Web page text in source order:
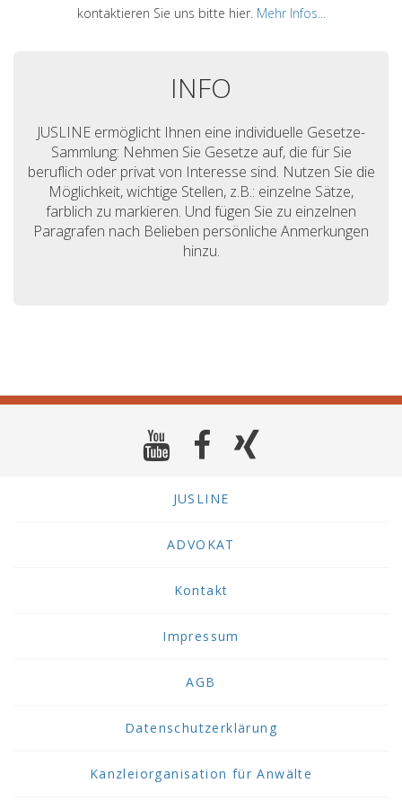
kontaktieren Sie uns bitte hier. Mehr Infos...
INFO
JUSLINE ermöglicht Ihnen eine individuelle Gesetze-
Sammlung: Nehmen Sie Gesetze auf, die für Sie
beruflich oder privat von Interesse sind. Nutzen Sie die
Möglichkeit, wichtige Stellen, z.B.: einzelne Sätze,
farblich zu markieren. Und fügen Sie zu einzelnen
Paragrafen nach Belieben persönliche Anmerkungen
hinzu.
JUSLINE
ADVOKAT
Kontakt
Impressum
AGB
Datenschutzerklärung
Kanzleiorganisation für Anwälte